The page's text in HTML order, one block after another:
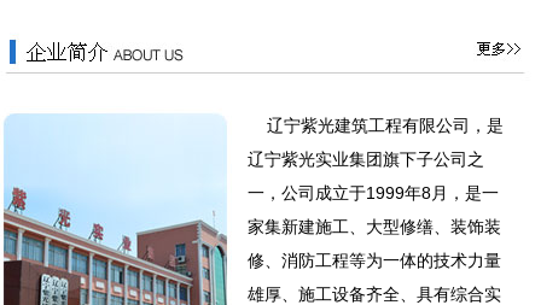
辽宁紫光建筑工程有限公司，是
辽宁紫光实业集团旗下子公司之
一，公司成立于1999年8月，是一
家集新建施工、大型修缮、装饰装
修、消防工程等为一体的技术力量
雄厚、施工设备齐全、具有综合实